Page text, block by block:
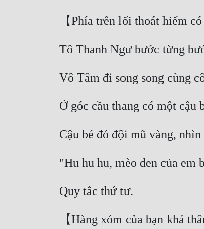
【Phía trên lối thoát hiểm
Tô Thanh Ngư bước từng
Vô Tâm đi song song cùng
Ở góc cầu thang có một cậu
Cậu bé đó đội mũ vàng,
"Hu hu hu, mèo đen của
Quy tắc thứ tư.
【Hàng xóm của bạn khá